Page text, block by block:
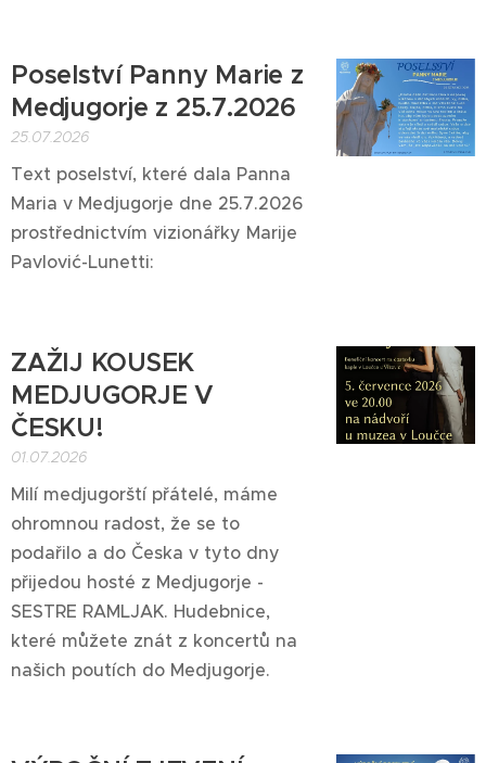
Poselství Panny Marie z
Medjugorje z 25.7.2026
25.07.2026
Text poselství, které dala Panna
Maria v Medjugorje dne 25.7.2026
prostřednictvím vizionářky Marije
Pavlović-Lunetti:
ZAŽIJ KOUSEK
MEDJUGORJE V
ČESKU!
01.07.2026
Milí medjugorští přátelé, máme
ohromnou radost, že se to
podařilo a do Česka v tyto dny
přijedou hosté z Medjugorje -
SESTRE RAMLJAK. Hudebnice,
které můžete znát z koncertů na
našich poutích do Medjugorje.